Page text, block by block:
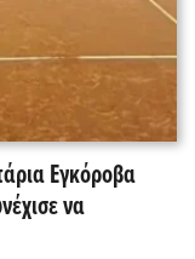
Εγκόροβα
να